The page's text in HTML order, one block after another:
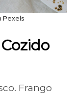
Pexels
Frango